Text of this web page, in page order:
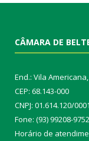
CÂMARA DE
End.: Vila
CEP: 68.143-000
CNPJ: 01.614.120/
Fone: (93) 99208-9752
Horário de